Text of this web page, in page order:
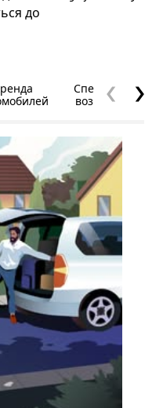
до
Специальные
возможности